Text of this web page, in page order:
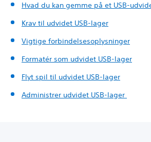
Hvad du kan gemme på et USB-
Krav til udvidet USB-lager
Vigtige forbindelsesoplysninger
Formatér som udvidet USB-lager
Flyt spil til udvidet USB-lager
Administrer udvidet USB-lager